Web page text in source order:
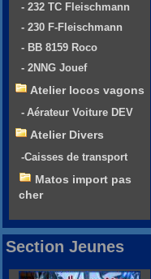
- 232 TC Fleischmann
- 230 F-Fleischmann
- BB 8159 Roco
- 2NNG Jouef
Atelier locos vagons
- Aérateur Voiture DEV
Atelier Divers
-Caisses de transport
Matos import pas
cher
Section Jeunes